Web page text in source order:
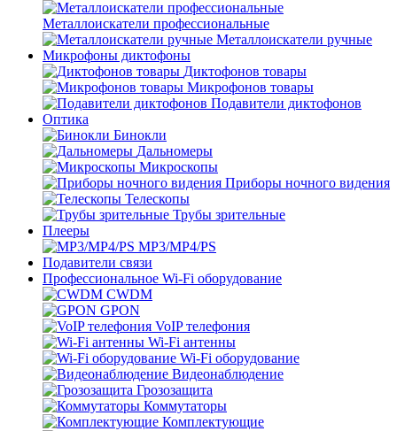
Металлоискатели профессиональные
Металлоискатели ручные
Микрофоны диктофоны
Диктофонов товары
Микрофонов товары
Подавители диктофонов
Оптика
Бинокли
Дальномеры
Микроскопы
Приборы ночного видения
Телескопы
Трубы зрительные
Плееры
MP3/MP4/PS
Подавители связи
Профессиональное Wi-Fi оборудование
CWDM
GPON
VoIP телефония
Wi-Fi антенны
Wi-Fi оборудование
Видеонаблюдение
Грозозащита
Коммутаторы
Комплектующие